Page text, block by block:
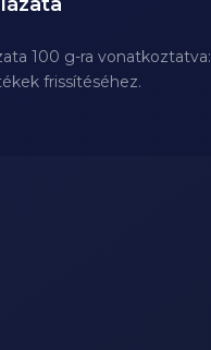
100 g-ra vonatkoztatva:
frissítéséhez.